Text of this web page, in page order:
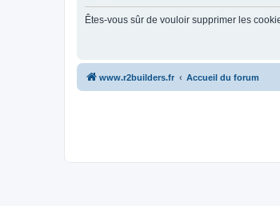
Êtes-vous sûr de vouloir supprimer les
www.r2builders.fr Accueil du forum